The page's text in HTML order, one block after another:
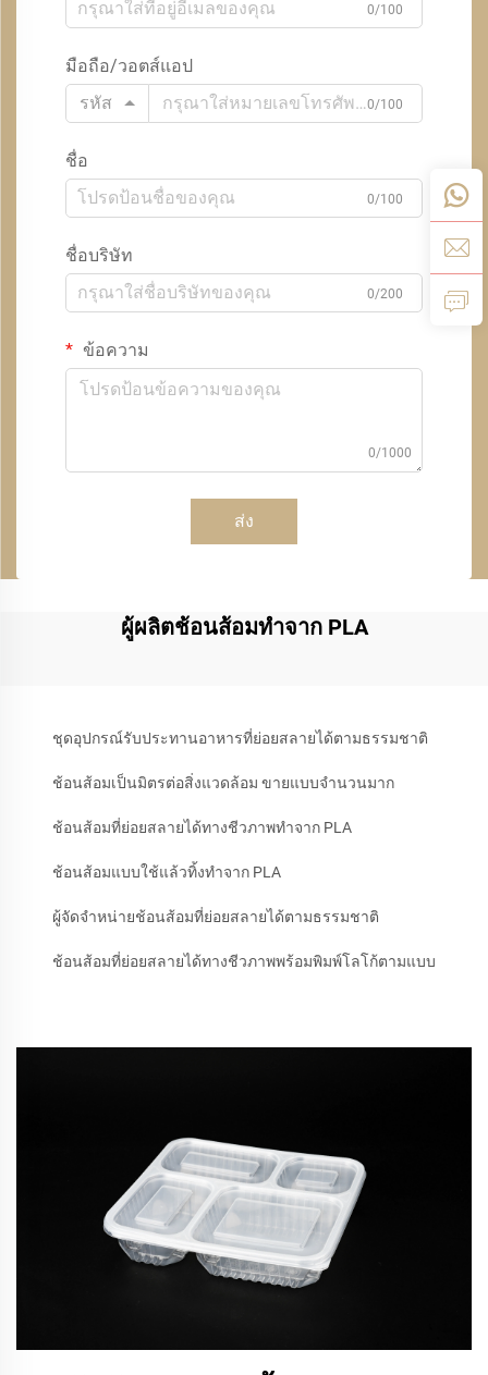
0/100
มือถือ/วอตส์แอป
รหัส
0/100
ชื่อ
0/100
ชื่อบริษัท
0/200
ข้อความ
0/1000
ส่ง
ผู้ผลิตช้อนส้อมทำจาก PLA
ชุดอุปกรณ์รับประทานอาหารที่ย่อยสลายได้ตามธรรมชาติ
ช้อนส้อมเป็นมิตรต่อสิ่งแวดล้อม ขายแบบจำนวนมาก
ช้อนส้อมที่ย่อยสลายได้ทางชีวภาพทำจาก PLA
ช้อนส้อมแบบใช้แล้วทิ้งทำจาก PLA
ผู้จัดจำหน่ายช้อนส้อมที่ย่อยสลายได้ตามธรรมชาติ
ช้อนส้อมที่ย่อยสลายได้ทางชีวภาพพร้อมพิมพ์โลโก้ตามแบบ